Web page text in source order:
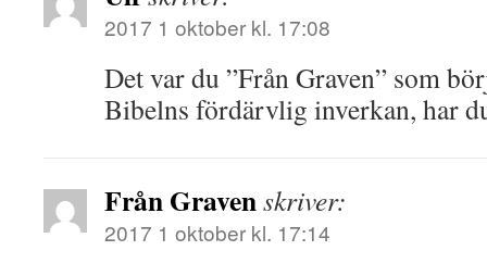
2017 1 oktober kl. 17:08
Det var du ”Från Graven” som
Bibelns fördärvlig inverkan, har
Från Gravenskriver:
2017 1 oktober kl. 17:14